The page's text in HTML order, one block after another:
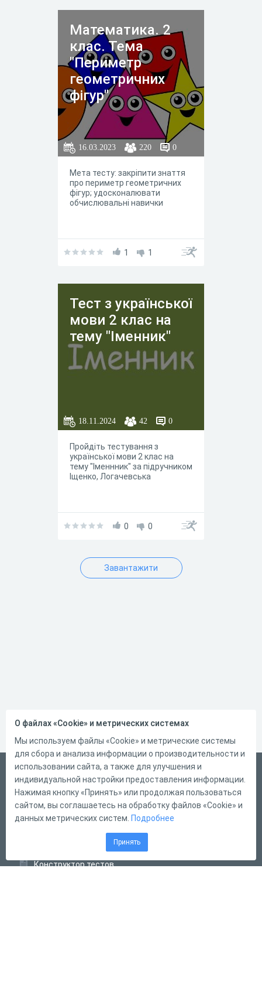
Математика. 2
клас. Тема
"Периметр
геометричних
фігур"
16.03.2023 220 0
Мета тесту: закріпити знаття
про периметр геометричних
фігур; удосконалювати
обчислювальні навички
1 1
Тест з української
мови 2 клас на
тему "Іменник"
18.11.2024 42 0
Пройдіть тестування з
української мови 2 клас на
тему "Іменнник" за підручником
Іщенко, Логачевська
0 0
Завантажити
Український
Справка
Форма обратной связи
Конструктор тестов
О файлах «Cookie» и метрических системах
Мы используем файлы «Cookie» и метрические системы
для сбора и анализа информации о производительности и
использовании сайта, а также для улучшения и
индивидуальной настройки предоставления информации.
Нажимая кнопку «Принять» или продолжая пользоваться
сайтом, вы соглашаетесь на обработку файлов «Cookie» и
данных метрических систем. Подробнее
Принять